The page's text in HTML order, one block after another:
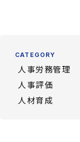
CATEGORY
人事労務管理
人事評価
人材育成